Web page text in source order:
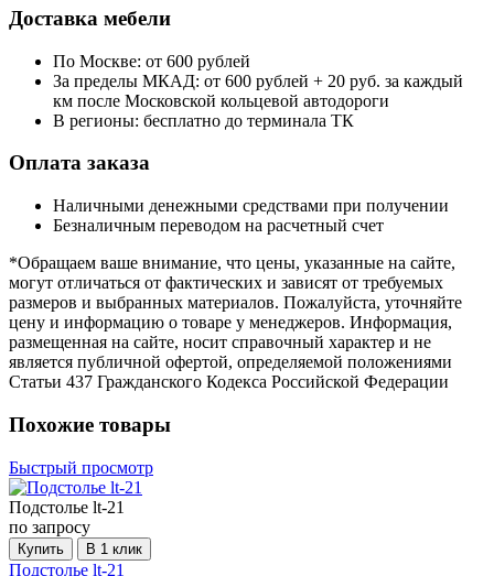
Доставка мебели
По Москве: от 600 рублей
За пределы МКАД: от 600 рублей + 20 руб. за каждый
км после Московской кольцевой автодороги
В регионы: бесплатно до терминала ТК
Оплата заказа
Наличными денежными средствами при получении
Безналичным переводом на расчетный счет
*Обращаем ваше внимание, что цены, указанные на сайте,
могут отличаться от фактических и зависят от требуемых
размеров и выбранных материалов. Пожалуйста, уточняйте
цену и информацию о товаре у менеджеров. Информация,
размещенная на сайте, носит справочный характер и не
является публичной офертой, определяемой положениями
Статьи 437 Гражданского Кодекса Российской Федерации
Похожие товары
Быстрый просмотр
Подстолье lt-21
по запросу
Купить В 1 клик
Подстолье lt-21